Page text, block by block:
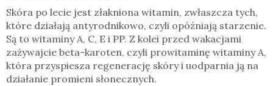
Skóra po lecie jest złakniona witamin, zwłaszcza tych,
które działają antyrodnikowo, czyli opóźniają starzenie.
Są to witaminy A, C, E i PP. Z kolei przed wakacjami
zażywajcie beta-karoten, czyli prowitaminę witaminy A,
która przyspiesza regenerację skóry i uodparnia ją na
działanie promieni słonecznych.